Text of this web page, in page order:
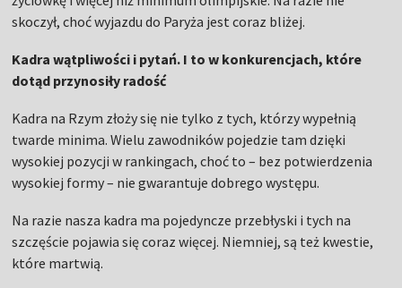
skoczył, choć wyjazdu do Paryża jest coraz bliżej.
Kadra wątpliwości i pytań. I to w konkurencjach, które
dotąd przynosiły radość
Kadra na Rzym złoży się nie tylko z tych, którzy wypełnią
twarde minima. Wielu zawodników pojedzie tam dzięki
wysokiej pozycji w rankingach, choć to – bez potwierdzenia
wysokiej formy – nie gwarantuje dobrego występu.
Na razie nasza kadra ma pojedyncze przebłyski i tych na
szczęście pojawia się coraz więcej. Niemniej, są też kwestie,
które martwią.